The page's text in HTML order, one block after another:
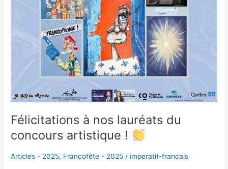
Félicitations à nos lauréats du
concours artistique !
Articles - 2025, Francofête - 2025 / imperatif-francais